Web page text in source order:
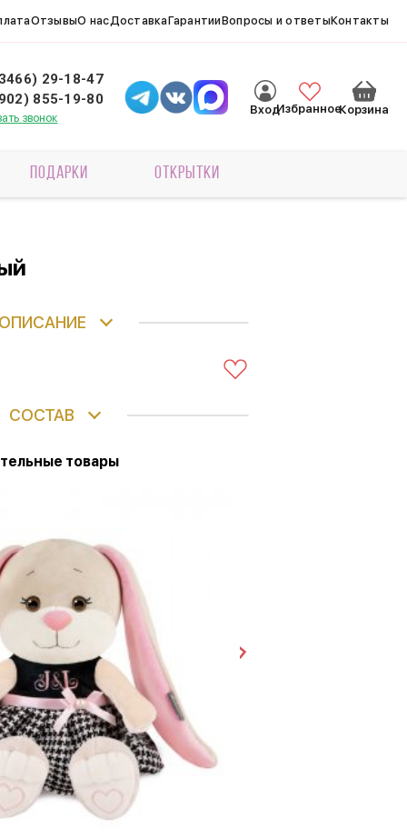
ОтзывыО насДоставкаГарантииВопросы и ответыКонтакты
29-18-47
855-19-80
звонок
ВходИзбранноеКорзина
ПОДАРКИ ОТКРЫТКИ
ОПИСАНИЕ
СОСТАВ
товары